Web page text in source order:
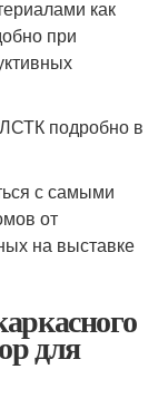
как
при
подробно в
с самыми
от
на выставке
для